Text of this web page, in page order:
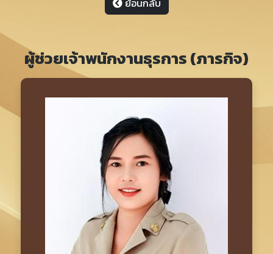
ย้อนกลับ
ผู้ช่วยเจ้าพนักงานธุรการ (ภารกิจ)